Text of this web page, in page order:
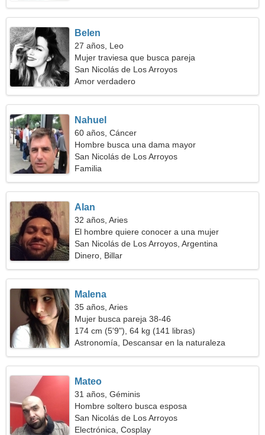
Belen
27 años, Leo
Mujer traviesa que busca pareja
San Nicolás de Los Arroyos
Amor verdadero
Nahuel
60 años, Cáncer
Hombre busca una dama mayor
San Nicolás de Los Arroyos
Familia
Alan
32 años, Aries
El hombre quiere conocer a una mujer
San Nicolás de Los Arroyos, Argentina
Dinero, Billar
Malena
35 años, Aries
Mujer busca pareja 38-46
174 cm (5'9"), 64 kg (141 libras)
Astronomía, Descansar en la naturaleza
Mateo
31 años, Géminis
Hombre soltero busca esposa
San Nicolás de Los Arroyos
Electrónica, Cosplay